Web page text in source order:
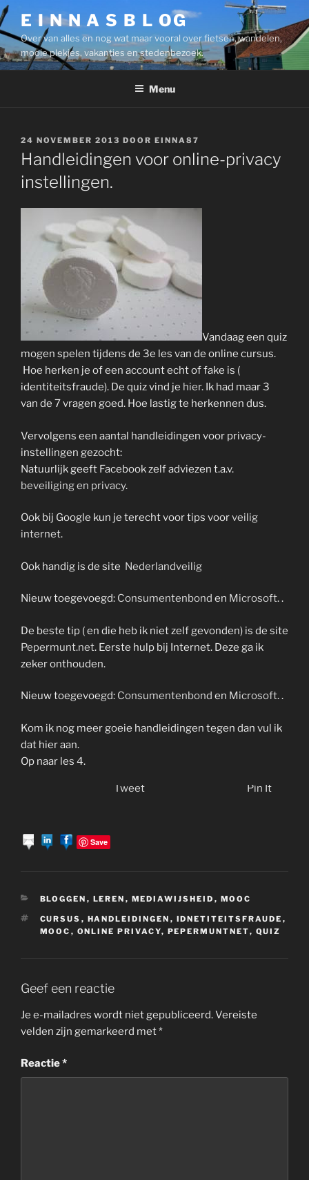
Ga
naar
de
inhoud
E I N N A S B L OG
Over van alles en nog wat maar vooral over fietsen, wandelen,
mooie plekjes, vakanties en stedenbezoek.
Menu
GEPLAATST
OP
24 NOVEMBER 2013 DOOR EINNA87
Handleidingen voor online-privacy
instellingen.
Vandaag een quiz
mogen spelen tijdens de 3e les van de online cursus.
Hoe herken je of een account echt of fake is (
identiteitsfraude). De quiz vind je hier. Ik had maar 3
van de 7 vragen goed. Hoe lastig te herkennen dus.
Vervolgens een aantal handleidingen voor privacy-
instellingen gezocht:
Natuurlijk geeft Facebook zelf adviezen t.a.v.
beveiliging en privacy.
Ook bij Google kun je terecht voor tips voorveilig
internet.
Ook handig is de site Nederlandveilig
Nieuw toegevoegd: Consumentenbond en Microsoft. .
De beste tip ( en die heb ik niet zelf gevonden) is de site
Pepermunt.net. Eerste hulp bij Internet. Deze ga ik
zeker onthouden.
Nieuw toegevoegd: Consumentenbond en Microsoft. .
Kom ik nog meer goeie handleidingen tegen dan vul ik
dat hier aan.
Op naar les 4.
Tweet Pin It
Save
CATEGORIEËN
BLOGGEN , LEREN , MEDIAWIJSHEID , MOOC
TAGS
CURSUS , HANDLEIDINGEN , IDNETITEITSFRAUDE ,
MOOC , ONLINE PRIVACY, PEPERMUNTNET, QUIZ
Geef een reactie
Je e-mailadres wordt niet gepubliceerd.Vereiste
velden zijn gemarkeerd met*
Reactie*